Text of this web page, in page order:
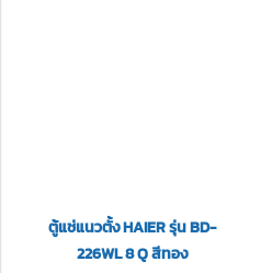
ตู้แช่แนวตั้ง HAIER รุ่น BD-
226WL 8 Q สีทอง